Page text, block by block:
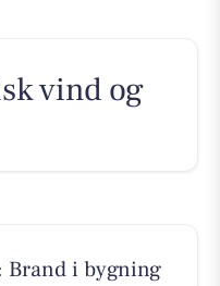
vind og
Brand i bygning